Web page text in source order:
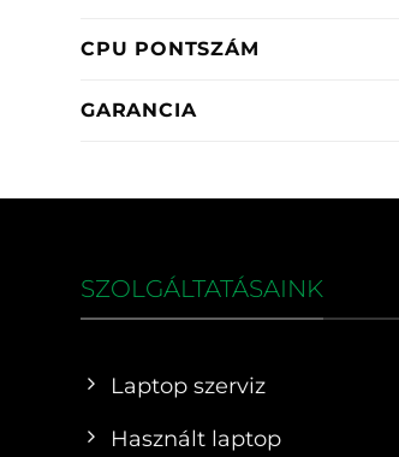
CPU PONTSZÁM
GARANCIA
SZOLGÁLTATÁSAINK
Laptop szerviz
Használt laptop